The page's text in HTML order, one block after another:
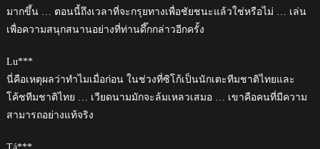
มากขึ้น … ตอนนี้ถึงเวลาที่จะกรุยทางเพื่อชัยชนะแล้วใช่หรือไม่ … เล่น
เพื่อความสนุกสนานอย่างที่ท่านดึ๊กกล่าวอีกครั้ง
Lu***
นี่คือเหตุผลว่าทำไมเมื่อก่อน ในช่วงที่ซิโก้เป็นนักเตะทีมชาติไทยและ
โค้ชทีมชาติไทย … เวียดนามมักจะล้มเหลวเสมอ … เขาคือคนที่มีความ
สามารถอย่างแท้จริง